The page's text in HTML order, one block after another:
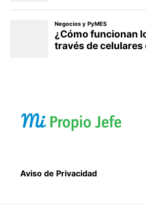
Aviso de Privacidad